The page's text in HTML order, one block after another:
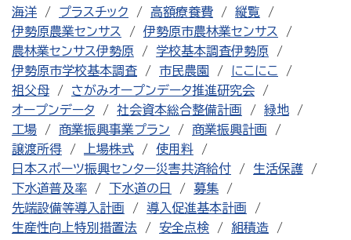
海洋
プラスチック 高額療養費
縦覧
伊勢原農業センサス
伊勢原市農林業センサス
農林業センサス伊勢原
学校基本調査伊勢原
伊勢原市学校基本調査
市民農園
にこにこ
祖父母
さがみオープンデータ推進研究会
オープンデータ
社会資本総合整備計画
緑地
工場
商業振興事業プラン
商業振興計画
譲渡所得
上場株式
使用料
日本スポーツ振興センター災害共済給付
生活保護
下水道普及率
下水道の日
募集
先端設備等導入計画
導入促進基本計画
生産性向上特別措置法
安全点検
組積造